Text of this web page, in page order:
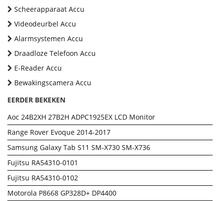
Scheerapparaat Accu
Videodeurbel Accu
Alarmsystemen Accu
Draadloze Telefoon Accu
E-Reader Accu
Bewakingscamera Accu
EERDER BEKEKEN
Aoc 24B2XH 27B2H ADPC1925EX LCD Monitor
Range Rover Evoque 2014-2017
Samsung Galaxy Tab S11 SM-X730 SM-X736
Fujitsu RA54310-0101
Fujitsu RA54310-0102
Motorola P8668 GP328D+ DP4400